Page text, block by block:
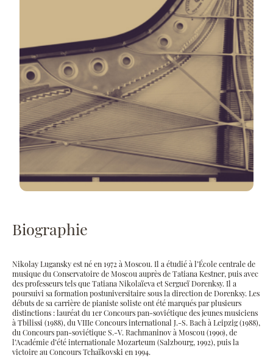
Biographie
Nikolay Lugansky est né en 1972 à Moscou. Il a étudié à l’École centrale de
musique du Conservatoire de Moscou auprès de Tatiana Kestner, puis avec
des professeurs tels que Tatiana Nikolaïeva et Sergueï Dorenksy. Il a
poursuivi sa formation postuniversitaire sous la direction de Dorenksy. Les
débuts de sa carrière de pianiste soliste ont été marqués par plusieurs
distinctions : lauréat du 1er Concours pan-soviétique des jeunes musiciens
à Tbilissi (1988), du VIIIe Concours international J.-S. Bach à Leipzig (1988),
du Concours pan-soviétique S.-V. Rachmaninov à Moscou (1990), de
l’Académie d’été internationale Mozarteum (Salzbourg, 1992), puis la
victoire au Concours Tchaïkovski en 1994.